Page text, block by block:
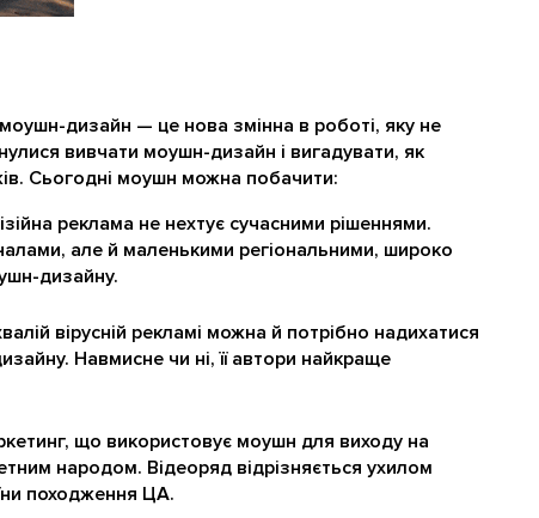
дизайн — це нова змінна в роботі, яку не
вивчати моушн-дизайн і вигадувати, як
Сьогодні моушн можна побачити:
реклама не нехтує сучасними рішеннями.
але й маленькими регіональними, широко
дизайну.
вірусній рекламі можна й потрібно надихатися
Навмисне чи ні, її автори найкраще
що використовує моушн для виходу на
народом. Відеоряд відрізняється ухилом
походження ЦА.